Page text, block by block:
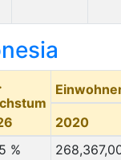
2020
%